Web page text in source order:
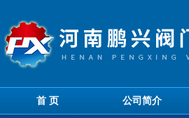
首 页 公司简介